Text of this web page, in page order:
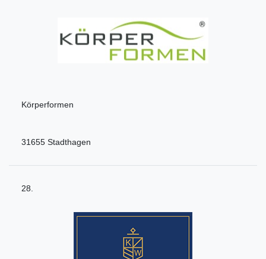
Körperformen
31655 Stadthagen
28.